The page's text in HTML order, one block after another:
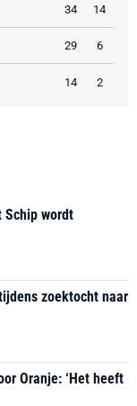
34 14
29 6
14 2
Schip wordt
zoektocht naar
Oranje: ‘Het heeft